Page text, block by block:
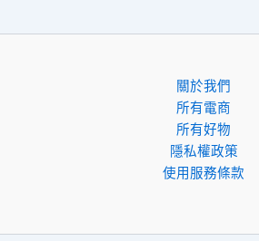
關於我們
所有電商
所有好物
隱私權政策
使用服務條款